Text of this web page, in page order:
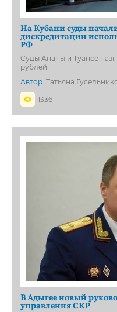
На Кубани суды
дискредитации
РФ
Суды Анапы и Туапсе
рублей
Автор: Татьяна
1336
В Адыгее новый
управления СКР